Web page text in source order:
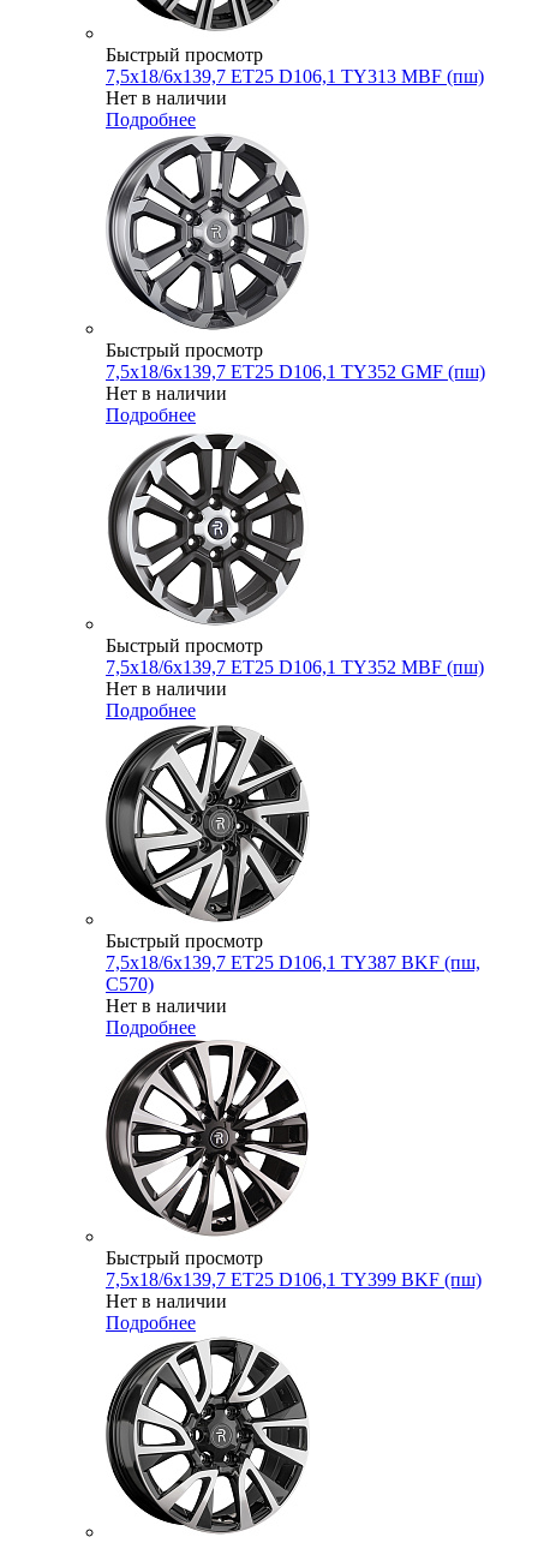
Быстрый просмотр
7,5x18/6x139,7 ET25 D106,1 TY313 MBF (пш)
Нет в наличии
Подробнее
Быстрый просмотр
7,5x18/6x139,7 ET25 D106,1 TY352 GMF (пш)
Нет в наличии
Подробнее
Быстрый просмотр
7,5x18/6x139,7 ET25 D106,1 TY352 MBF (пш)
Нет в наличии
Подробнее
Быстрый просмотр
7,5x18/6x139,7 ET25 D106,1 TY387 BKF (пш,
C570)
Нет в наличии
Подробнее
Быстрый просмотр
7,5x18/6x139,7 ET25 D106,1 TY399 BKF (пш)
Нет в наличии
Подробнее